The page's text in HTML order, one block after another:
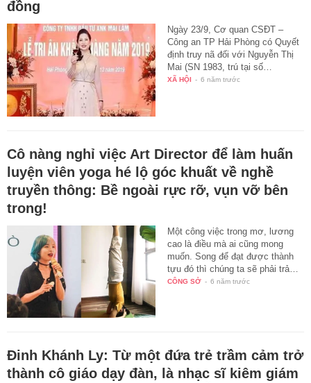
đồng
Ngày 23/9, Cơ quan CSĐT –
Công an TP Hải Phòng có Quyết
định truy nã đối với Nguyễn Thị
Mai (SN 1983, trú tại số…
XÃ HỘI - 6 năm trước
Cô nàng nghỉ việc Art Director để làm huấn
luyện viên yoga hé lộ góc khuất về nghề
truyền thông: Bề ngoài rực rỡ, vụn vỡ bên
trong!
Một công việc trong mơ, lương
cao là điều mà ai cũng mong
muốn. Song để đạt được thành
tựu đó thì chúng ta sẽ phải trả…
CÔNG SỞ - 6 năm trước
Đinh Khánh Ly: Từ một đứa trẻ trầm cảm trở
thành cô giáo dạy đàn, là nhạc sĩ kiêm giám